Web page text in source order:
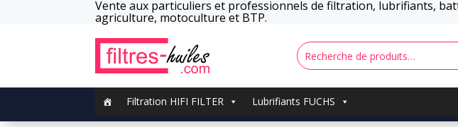
Vente aux particuliers et professionnels de filtration, lubrifiants,
agriculture, motoculture et BTP.
Filtration HIFI FILTER Lubrifiants FUCHS